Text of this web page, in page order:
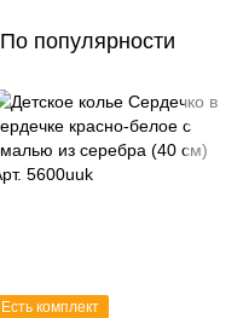
По популярности
Есть комплект